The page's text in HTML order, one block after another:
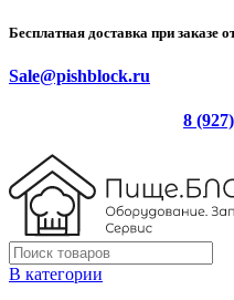
Бесплатная доставка при заказе
Sale@pishblock.ru
8
В категории